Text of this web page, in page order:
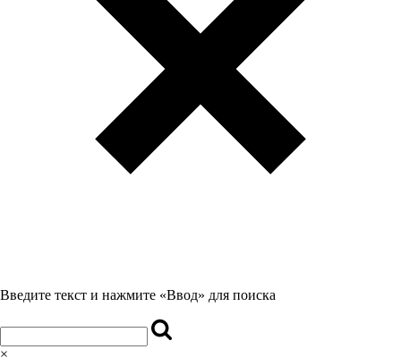
Введите текст и нажмите «Ввод» для поиска
×